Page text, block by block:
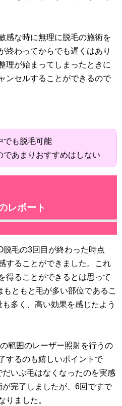
感な時に無理に脱毛の施術を
終わってからでも遅くはあり
理が始まってしまったときに
ンセルすることができるので
でも脱毛可能
あまりおすすめはしない
レポート
毛の3回目が終わった時点
することができました。これ
得ることができるとは思って
ともと毛が多い部位であるこ
多く、高い効果を感じたよう
範囲のレーザー照射を行うの
するのも嬉しいポイントで
いぶ毛はなくなったのを実感
完了しましたが、6回ですで
りました。